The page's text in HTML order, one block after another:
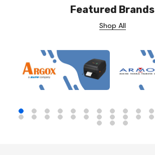
Featured Brands
Shop All